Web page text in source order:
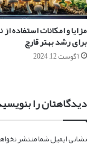
برای رشد بهتر قارچ
آگوست 12, 2024
دیدگاهتان را
نشانی ایمیل شما منتشر